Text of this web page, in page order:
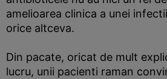
amelioarea clinica a unei
orice altceva.
Din pacate, oricat de mult
lucru, unii pacienti raman